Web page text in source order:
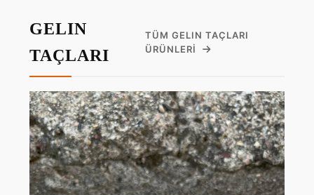
GELIN
TAÇLARI
TÜM GELIN TAÇLARI
ÜRÜNLERI